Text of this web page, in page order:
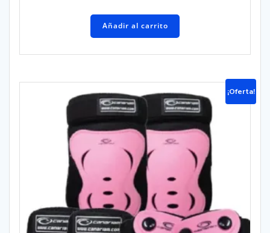
Añadir al carrito
¡Oferta!